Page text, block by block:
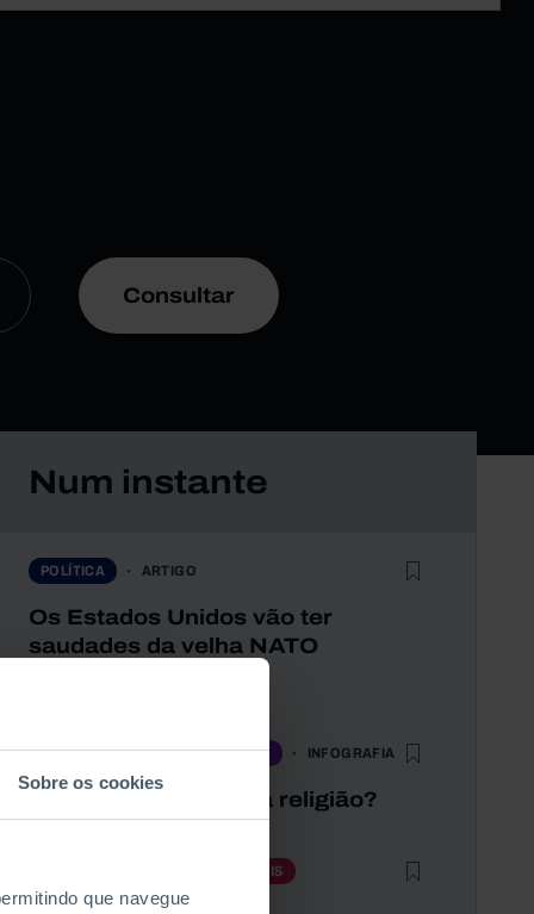
Sobre os cookies
que navegue
Consultar
Num instante
POLÍTICA ARTIGO
Os Estados Unidos vão ter
saudades da velha NATO
QUESTÕES SOCIAIS CULTURA INFOGRAFIA
Quantos têm a minha religião?
QUESTÕES SOCIAIS
INFOGRAFIA